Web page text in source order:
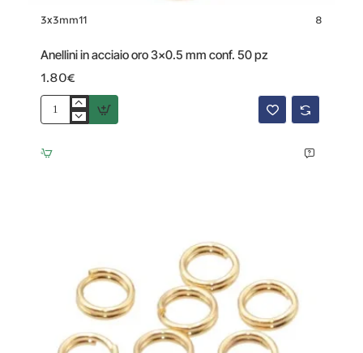
3x3mm11 8
Anellini in acciaio oro 3x0.5 mm conf. 50 pz
1.80€
Anellini
acciaio
oro